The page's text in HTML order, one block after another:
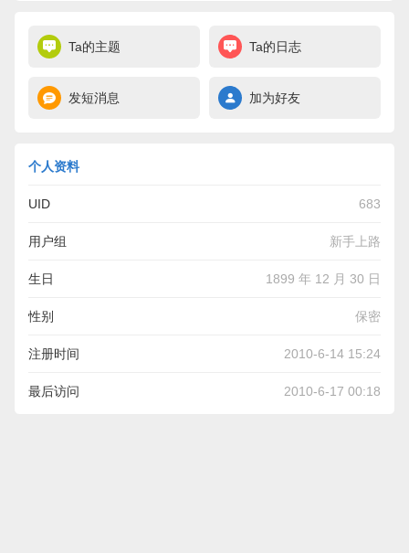
Ta的主题 Ta的日志
发短消息 加为好友
个人资料
UID 683
用户组 新手上路
生日 1899 年 12 月 30 日
性别 保密
注册时间 2010-6-14 15:24
最后访问 2010-6-17 00:18